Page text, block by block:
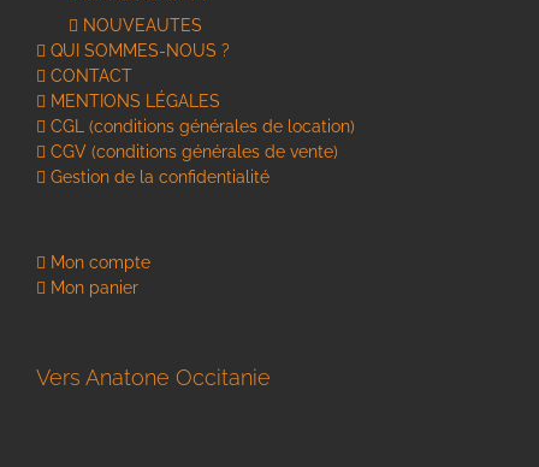
NOUVEAUTES
QUI SOMMES-NOUS ?
CONTACT
MENTIONS LÉGALES
CGL (conditions générales de location)
CGV (conditions générales de vente)
Gestion de la confidentialité
Mon compte
Mon panier
Vers Anatone Occitanie